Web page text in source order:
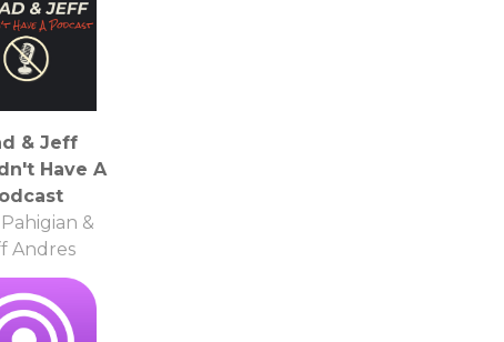
& Jeff
Have A
&
Andres